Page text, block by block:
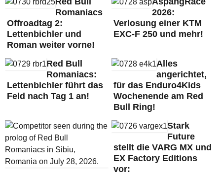
Romaniacs
Offroadtag 2:
Lettenbichler und
Roman weiter vorne!
2026:
Verlosung einer KTM
EXC-F 250 und mehr!
Red Bull
Romaniacs:
Lettenbichler führt das
Feld nach Tag 1 an!
Alles
angerichtet,
für das Enduro4Kids
Wochenende am Red
Bull Ring!
Stark
Future
stellt die VARG MX und
EX Factory Editions
vor: